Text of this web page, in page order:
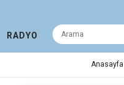
RADYO
Anasayfa